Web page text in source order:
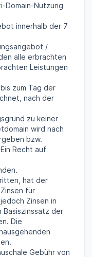
Domain-Nutzung
innerhalb der 7
/
alle erbrachten
Leistungen
zum Tag der
nach der
zu keiner
wird nach
bzw.
Recht auf
hat der
für
Zinsen in
Basiszinssatz der
Die
Gebühr von